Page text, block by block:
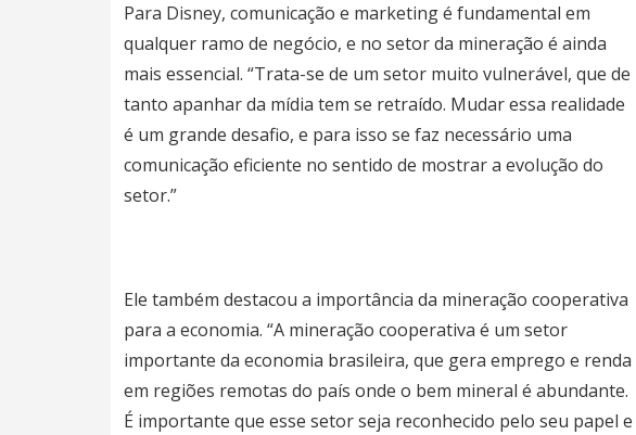
Para Disney, comunicação e marketing é fundamental em
qualquer ramo de negócio, e no setor da mineração é ainda
mais essencial. “Trata-se de um setor muito vulnerável, que de
tanto apanhar da mídia tem se retraído. Mudar essa realidade
é um grande desafio, e para isso se faz necessário uma
comunicação eficiente no sentido de mostrar a evolução do
setor.”
Ele também destacou a importância da mineração cooperativa
para a economia. “A mineração cooperativa é um setor
importante da economia brasileira, que gera emprego e renda
em regiões remotas do país onde o bem mineral é abundante.
É importante que esse setor seja reconhecido pelo seu papel e